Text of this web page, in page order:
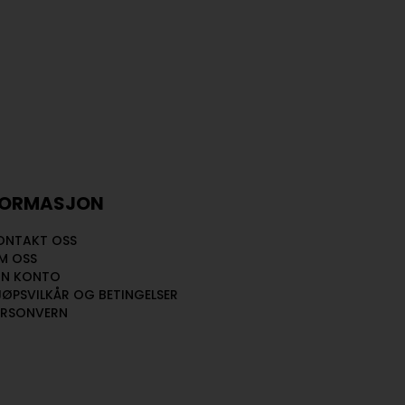
OSS
OSS
KONTO
OG BETINGELSER